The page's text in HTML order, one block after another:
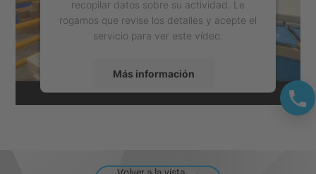
recopilar datos sobre su actividad. Le
rogamos que revise los detalles y acepte el
servicio para ver este vídeo.
Más información